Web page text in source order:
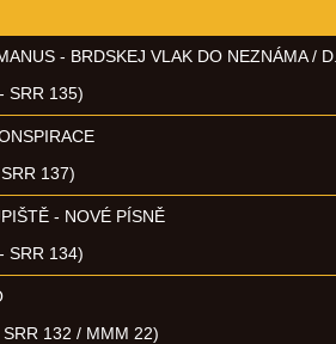
- BRDSKEJ VLAK DO NEZNÁMA /
SRR 135)
137)
- NOVÉ PÍSNĚ
SRR 134)
132 / MMM 22)